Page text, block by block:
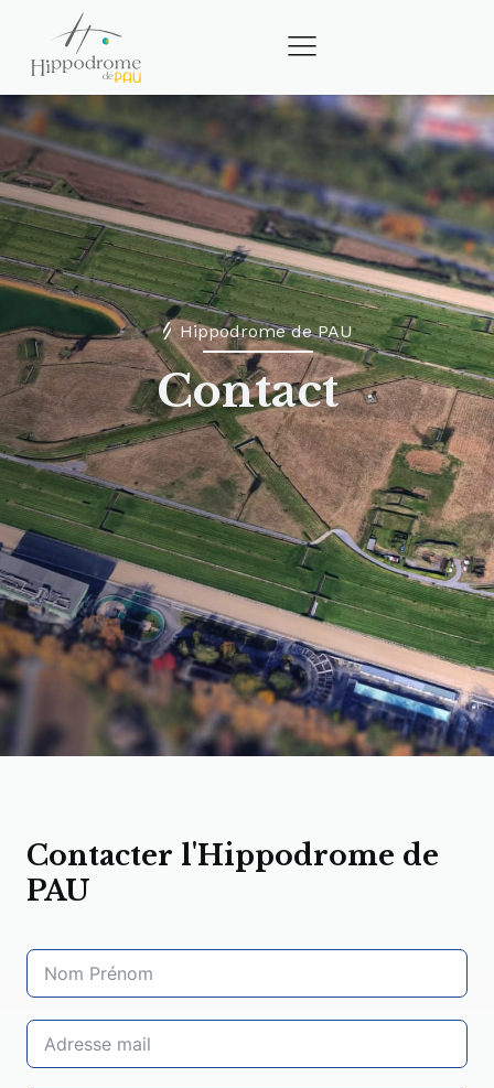
Hippodrome de PAU
Contact
Contacter l'Hippodrome de
PAU